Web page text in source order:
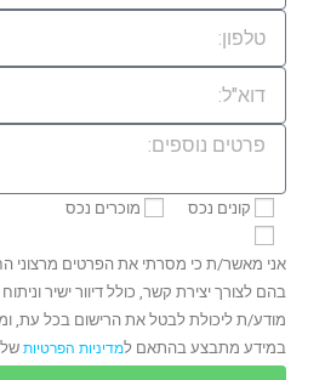
קונים נכס מוכרים נכס
אני מאשר/ת כי מסרתי את הפרטים מרצוני
בהם לצורך יצירת קשר, כולל דיוור ישיר
מודע/ת ליכולת לבטל את הרישום בכל עת,
במידע מתבצע בהתאם למדיניות הפרטיות